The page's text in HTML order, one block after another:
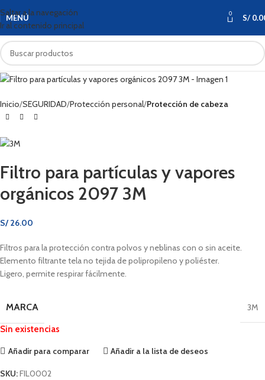
Saltar a la navegación
Ir al contenido principal
MENÚ 0 S/
AGOTAD
O
Inicio SEGURIDAD Protección personal Protección de cabeza
Filtro para partículas y vapores
orgánicos 2097 3M
S/ 26.00
Filtros para la protección contra polvos y neblinas con o sin aceite.
Elemento filtrante tela no tejida de polipropileno y poliéster.
Ligero, permite respirar fácilmente.
MARCA 3M
Sin existencias
Añadir para comparar Añadir a la lista de deseos
SKU:FIL0002